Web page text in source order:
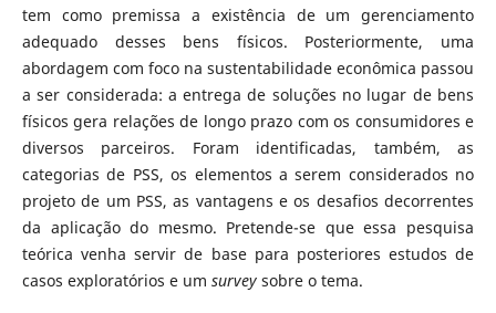
tem como premissa a existência de um gerenciamento
adequado desses bens físicos. Posteriormente, uma
abordagem com foco na sustentabilidade econômica passou
a ser considerada: a entrega de soluções no lugar de bens
físicos gera relações de longo prazo com os consumidores e
diversos parceiros. Foram identificadas, também, as
categorias de PSS, os elementos a serem considerados no
projeto de um PSS, as vantagens e os desafios decorrentes
da aplicação do mesmo. Pretende-se que essa pesquisa
teórica venha servir de base para posteriores estudos de
casos exploratórios e um surveysobre o tema.